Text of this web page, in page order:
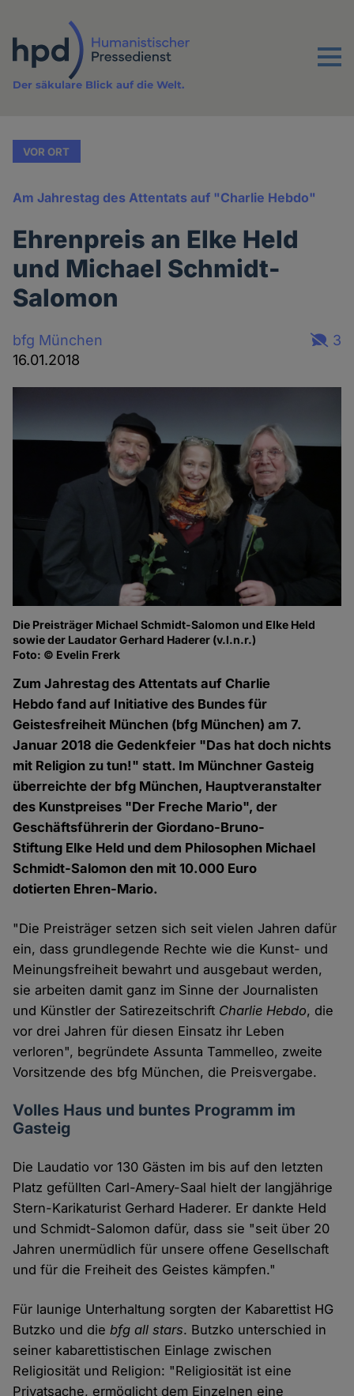
Inhalt
Menu
Der säkulare Blick auf die Welt.
VOR ORT
Am Jahrestag des Attentats auf "Charlie Hebdo"
Ehrenpreis an Elke Held
und Michael Schmidt-
Salomon
bfg München
16.01.2018
3
Die Preisträger Michael Schmidt-Salomon und Elke Held
sowie der Laudator Gerhard Haderer (v.l.n.r.)
Foto: © Evelin Frerk
Zum Jahrestag des Attentats auf Charlie
Hebdo fand auf Initiative des Bundes für
Geistesfreiheit München (bfg München) am 7.
Januar 2018 die Gedenkfeier "Das hat doch nichts
mit Religion zu tun!" statt. Im Münchner Gasteig
überreichte der bfg München, Hauptveranstalter
des Kunstpreises "Der Freche Mario", der
Geschäftsführerin der Giordano-Bruno-
Stiftung Elke Held und dem Philosophen Michael
Schmidt-Salomon den mit 10.000 Euro
dotierten Ehren-Mario.
"Die Preisträger setzen sich seit vielen Jahren dafür
ein, dass grundlegende Rechte wie die Kunst- und
Meinungsfreiheit bewahrt und ausgebaut werden,
sie arbeiten damit ganz im Sinne der Journalisten
und Künstler der Satirezeitschrift Charlie Hebdo, die
vor drei Jahren für diesen Einsatz ihr Leben
verloren", begründete Assunta Tammelleo, zweite
Vorsitzende des bfg München, die Preisvergabe.
Volles Haus und buntes Programm im
Gasteig
Die Laudatio vor 130 Gästen im bis auf den letzten
Platz gefüllten Carl-Amery-Saal hielt der langjährige
Stern-Karikaturist Gerhard Haderer. Er dankte Held
und Schmidt-Salomon dafür, dass sie "seit über 20
Jahren unermüdlich für unsere offene Gesellschaft
und für die Freiheit des Geistes kämpfen."
Für launige Unterhaltung sorgten der Kabarettist HG
Butzko und diebfg all stars. Butzko unterschied in
seiner kabarettistischen Einlage zwischen
Religiosität und Religion: "Religiosität ist eine
Privatsache, ermöglicht dem Einzelnen eine